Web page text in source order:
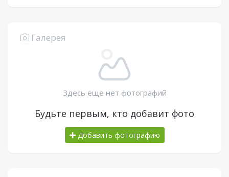
Галерея
Здесь еще нет фотографий
Будьте первым, кто добавит фото
Добавить фотографию